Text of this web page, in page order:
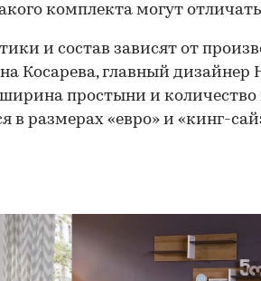
комплекта могут
и состав зависят от
Косарева, главный дизайнер
простыни и количество
в размерах «евро» и «кинг-